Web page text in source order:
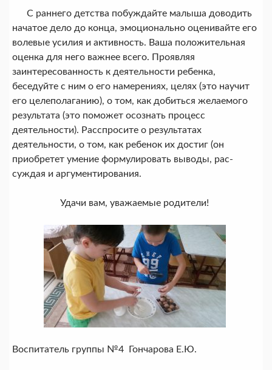
С раннего детства побуждайте малыша доводить
начатое дело до конца, эмоционально оценивайте его
волевые усилия и активность. Ваша положительная
оценка для него важнее всего. Проявляя
заинтересованность к деятельности ребенка,
беседуйте с ним о его намерениях, целях (это научит
его целеполаганию), о том, как добиться желаемого
результа­та (это поможет осознать процесс
деятельности). Расспросите о ре­зультатах
деятельности, о том, как ребенок их достиг (он
приобретет умение формулировать выводы, рас­
суждая и аргументирования.
Удачи вам, уважаемые родители!
Воспитатель группы №4 Гончарова Е.Ю.